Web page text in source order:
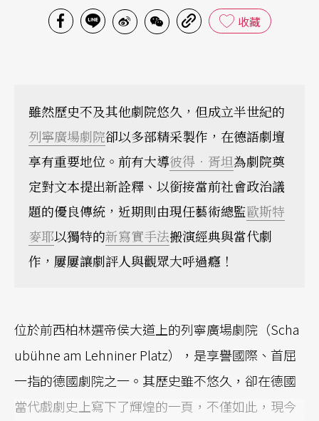
收藏
雖然歷史不及其他劇院悠久，但成立半世紀的
列寧廣場劇院卻以多部精采製作，在德語劇壇
享有重要地位。前有大導彼得．胥坦為劇院奠
定對文本提出新詮釋、以銜接當前社會政治議
題的優良傳統，近期則由現任藝術總監歐斯特
麥耶以獨特的新寫實手法搬演經典與當代劇
作，屢屢讓劇評人與觀眾大呼過癮！
位於前西柏林選帝侯大道上的列寧廣場劇院（Scha
ubühne am Lehniner Platz），是享譽國際、首屈
一指的德國劇院之一。其歷史雖不悠久，卻在德國
當代戲劇史上寫下了輝煌的一頁，不僅如此，現今